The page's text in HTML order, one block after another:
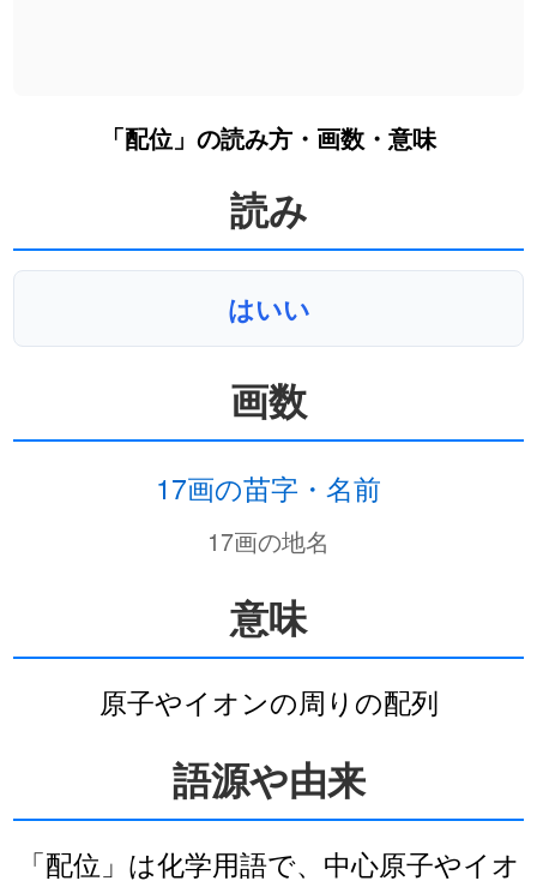
「配位」の読み方・画数・意味
読み
はいい
画数
17画の苗字・名前
17画の地名
意味
原子やイオンの周りの配列
語源や由来
「配位」は化学用語で、中心原子やイオ